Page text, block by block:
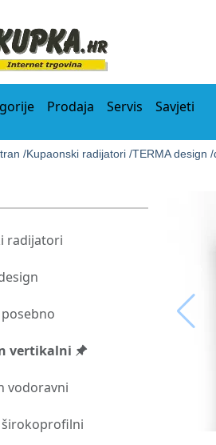
Prodaja Servis Savjeti
/Kupaonski radijatori /TERMA design /
radijatori
vertikalni
vodoravni